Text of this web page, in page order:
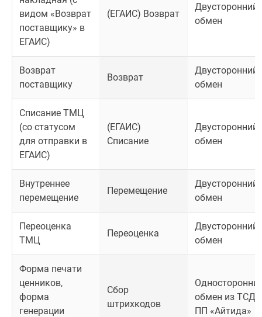
видом «Возврат
поставщику» в
ЕГАИС)
(ЕГАИС) Возврат
Двусторонний
обмен
Возврат
поставщику
Возврат
Двусторонний
обмен
Списание ТМЦ
(со статусом
для отправки в
ЕГАИС)
(ЕГАИС)
Списание
Двусторонний
обмен
Внутреннее
перемещение
Перемещение
Двусторонний
обмен
Переоценка
ТМЦ
Переоценка
Двусторонний
обмен
Форма печати
ценников,
форма
генерации
Сбор
штрихкодов
обмен из ТСД
ПП «Айтида»